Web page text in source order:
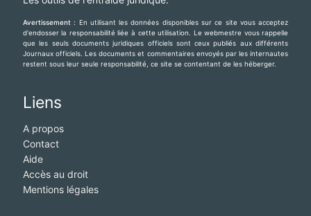
Avertissement : En utilisant les données disponibles sur ce site vous acceptez
d'endosser la responsabilité liée à cette utilisation. Le webmestre vous rappelle
que les seuls documents juridiques officiels sont ceux publiés aux différents
Journaux officiels. Les documents et commentaires envoyés par les internautes
restent sous leur seule responsabilité, ce site se contentant de les héberger.
Liens
A propos
Contact
Aide
Accès au droit
Mentions légales